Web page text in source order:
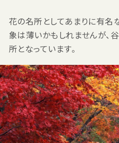
花の名所としてあまりに有名
象は薄いかもしれませんが、
所となっています。